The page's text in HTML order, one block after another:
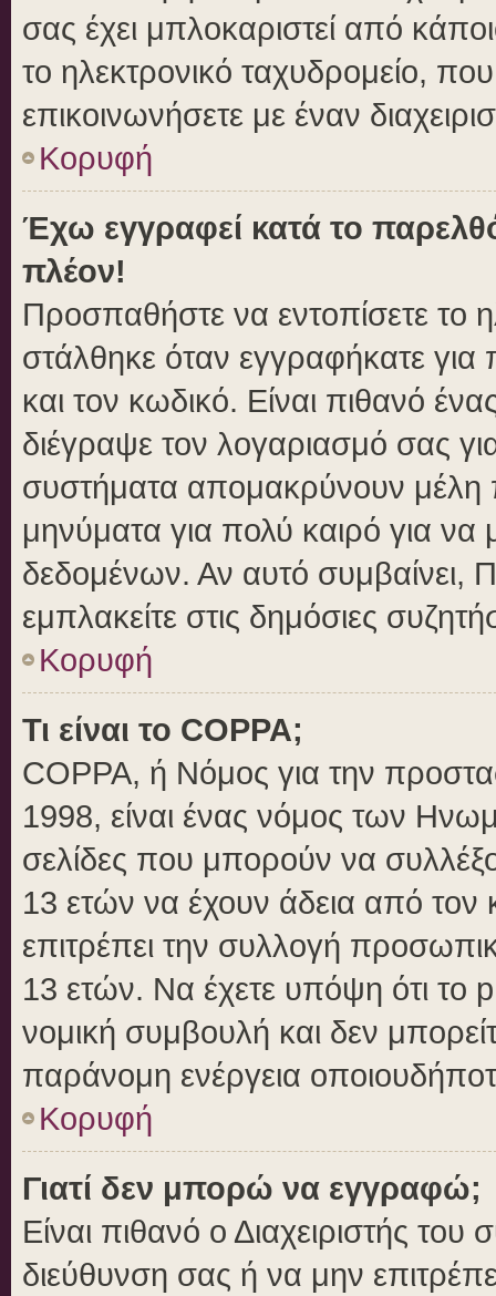
σας έχει μπλοκαριστεί από
το ηλεκτρονικό ταχυδρομείο,
επικοινωνήσετε με έναν
Κορυφή
Έχω εγγραφεί κατά το
πλέον!
Προσπαθήστε να εντοπίσετε το
στάλθηκε όταν εγγραφήκατε
και τον κωδικό. Είναι πιθανό
διέγραψε τον λογαριασμό σας
συστήματα απομακρύνουν μέλη
μηνύματα για πολύ καιρό για
δεδομένων. Αν αυτό συμβαίνει,
εμπλακείτε στις δημόσιες
Κορυφή
Τι είναι το COPPA;
COPPA, ή Νόμος για την
1998, είναι ένας νόμος των
σελίδες που μπορούν να
13 ετών να έχουν άδεια από τον
επιτρέπει την συλλογή
13 ετών. Να έχετε υπόψη ότι το
νομική συμβουλή και δεν
παράνομη ενέργεια
Κορυφή
Γιατί δεν μπορώ να εγγραφώ;
Είναι πιθανό ο Διαχειριστής του
διεύθυνση σας ή να μην